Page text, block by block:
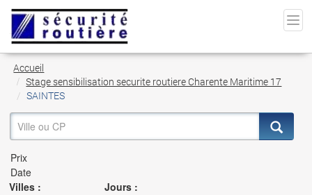
Accueil
Stage sensibilisation securite routiere Charente Maritime 17
SAINTES
Villes : Jours :